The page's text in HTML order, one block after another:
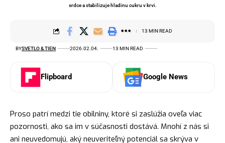
srdce a stabilizuje hladinu cukru v krvi.
BYSVETLO & TIEN 2026.02.04. 13 MIN READ
13 MIN READ
Flipboard Google News
Proso patrí medzi tie obilniny, ktoré si zaslúžia oveľa viac
pozornosti, ako sa im v súčasnosti dostává. Mnohí z nás si
ani neuvedomujú, aký neuveriteľný potenciál sa skrýva v